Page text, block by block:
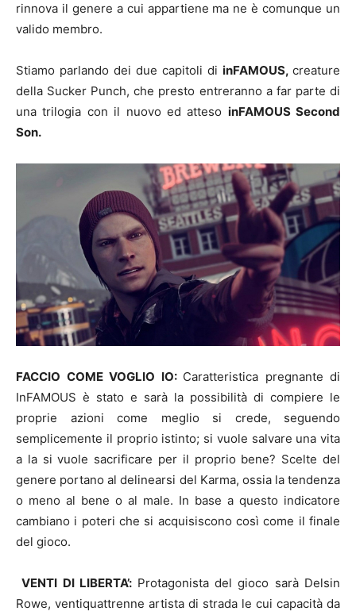
rinnova il genere a cui appartiene ma ne è comunque un
valido membro.
Stiamo parlando dei due capitoli di inFAMOUS, creature
della Sucker Punch, che presto entreranno a far parte di
una trilogia con il nuovo ed atteso inFAMOUS Second
Son.
FACCIO COME VOGLIO IO: Caratteristica pregnante di
InFAMOUS è stato e sarà la possibilità di compiere le
proprie azioni come meglio si crede, seguendo
semplicemente il proprio istinto; si vuole salvare una vita
a la si vuole sacrificare per il proprio bene? Scelte del
genere portano al delinearsi del Karma, ossia la tendenza
o meno al bene o al male. In base a questo indicatore
cambiano i poteri che si acquisiscono così come il finale
del gioco.
VENTI DI LIBERTA’: Protagonista del gioco sarà Delsin
Rowe, ventiquattrenne artista di strada le cui capacità da